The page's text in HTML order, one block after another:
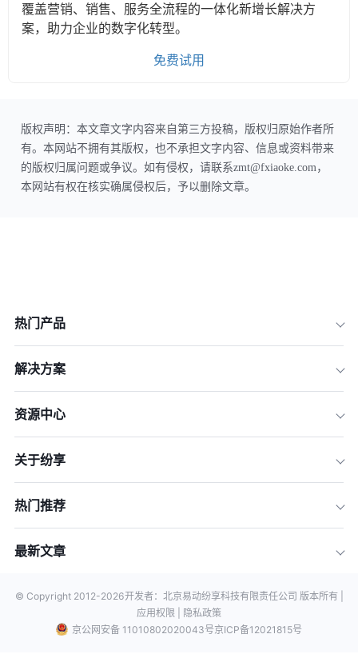
覆盖营销、销售、服务全流程的一体化新增长解决方
案，助力企业的数字化转型。
免费试用
版权声明：本文章文字内容来自第三方投稿，版权归原始作者所
有。本网站不拥有其版权，也不承担文字内容、信息或资料带来
的版权归属问题或争议。如有侵权，请联系zmt@fxiaoke.com，
本网站有权在核实确属侵权后，予以删除文章。
热门产品
解决方案
资源中心
关于纷享
热门推荐
最新文章
© Copyright 2012-2026开发者：北京易动纷享科技有限责任公司 版本所有 |
应用权限 |
隐私政策
京公网安备 11010802020043号京ICP备12021815号